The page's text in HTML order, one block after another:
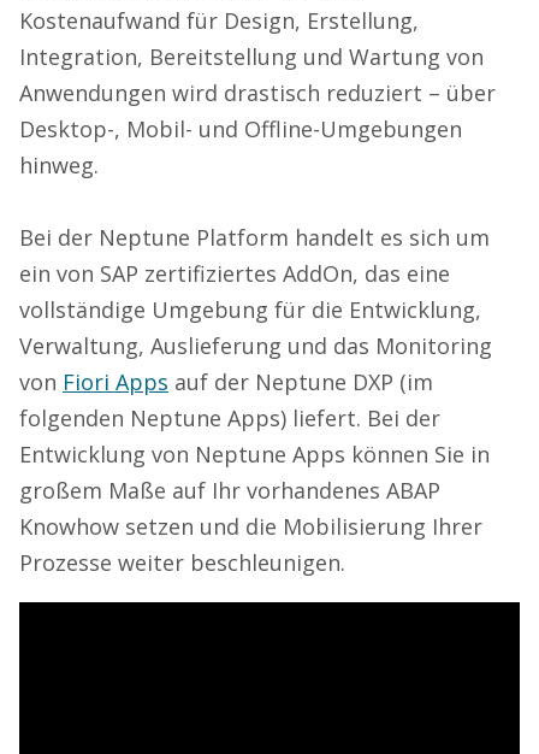
Kostenaufwand für Design, Erstellung,
Integration, Bereitstellung und Wartung von
Anwendungen wird drastisch reduziert – über
Desktop-, Mobil- und Offline-Umgebungen
hinweg.
Bei der Neptune Platform handelt es sich um
ein von SAP zertifiziertes AddOn, das eine
vollständige Umgebung für die Entwicklung,
Verwaltung, Auslieferung und das Monitoring
von Fiori Apps auf der Neptune DXP (im
folgenden Neptune Apps) liefert. Bei der
Entwicklung von Neptune Apps können Sie in
großem Maße auf Ihr vorhandenes ABAP
Knowhow setzen und die Mobilisierung Ihrer
Prozesse weiter beschleunigen.